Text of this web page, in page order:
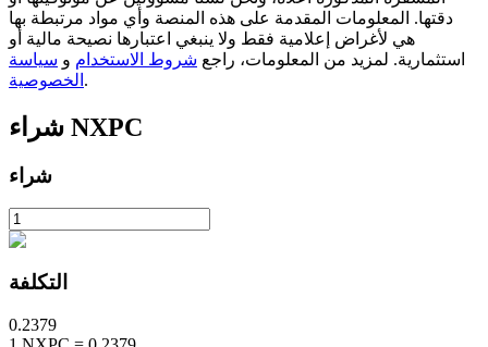
دقتها. المعلومات المقدمة على هذه المنصة وأي مواد مرتبطة بها
هي لأغراض إعلامية فقط ولا ينبغي اعتبارها نصيحة مالية أو
استثمارية. لمزيد من المعلومات، راجع شروط الاستخدام و سياسة
الخصوصية .
شراء NXPC
شراء
التكلفة
0.2379